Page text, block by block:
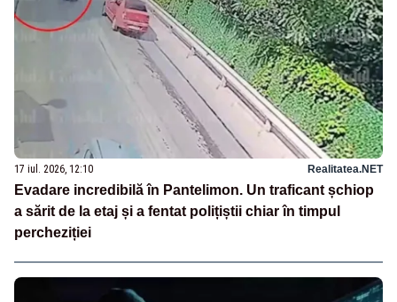
17 iul. 2026, 12:10 Realitatea.NET
Evadare incredibilă în Pantelimon. Un traficant șchiop
a sărit de la etaj și a fentat polițiștii chiar în timpul
percheziției